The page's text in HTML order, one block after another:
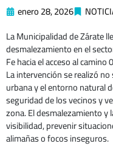
enero 28, 2026
La Municipalidad de Zárate
desmalezamiento en el
Fe hacia el acceso al camino
La intervención se realizó
urbana y el entorno natural
seguridad de los vecinos y
zona. El desmalezamiento
visibilidad, prevenir
alimañas o focos inseguros.